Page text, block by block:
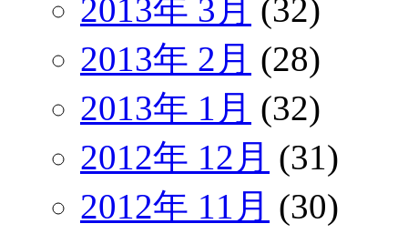
2013年 3月 (32)
2013年 2月 (28)
2013年 1月 (32)
2012年 12月 (31)
2012年 11月 (30)